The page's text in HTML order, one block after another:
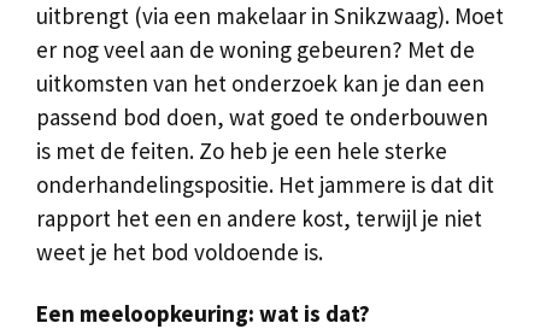
uitbrengt (via een makelaar in Snikzwaag). Moet
er nog veel aan de woning gebeuren? Met de
uitkomsten van het onderzoek kan je dan een
passend bod doen, wat goed te onderbouwen
is met de feiten. Zo heb je een hele sterke
onderhandelingspositie. Het jammere is dat dit
rapport het een en andere kost, terwijl je niet
weet je het bod voldoende is.
Een meeloopkeuring: wat is dat?